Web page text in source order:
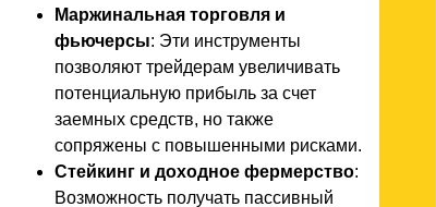
Маржинальная торговля и
фьючерсы: Эти инструменты
позволяют трейдерам увеличивать
потенциальную прибыль за счет
заемных средств, но также
сопряжены с повышенными рисками.
Стейкинг и доходное фермерство:
Возможность получать пассивный